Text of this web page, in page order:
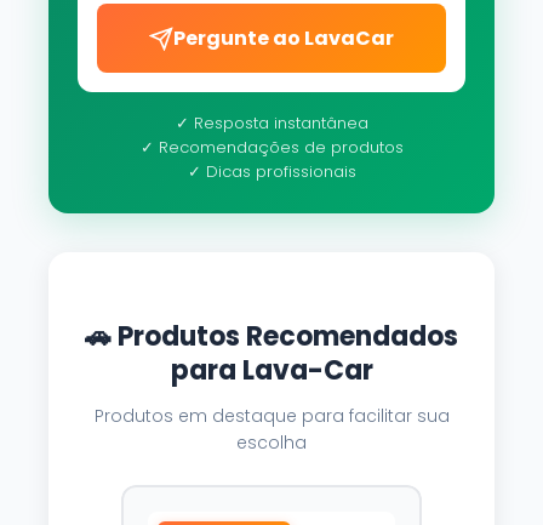
Pergunte ao LavaCar
✓ Resposta instantânea
✓ Recomendações de produtos
✓ Dicas profissionais
🚗 Produtos Recomendados
para Lava-Car
Produtos em destaque para facilitar sua
escolha